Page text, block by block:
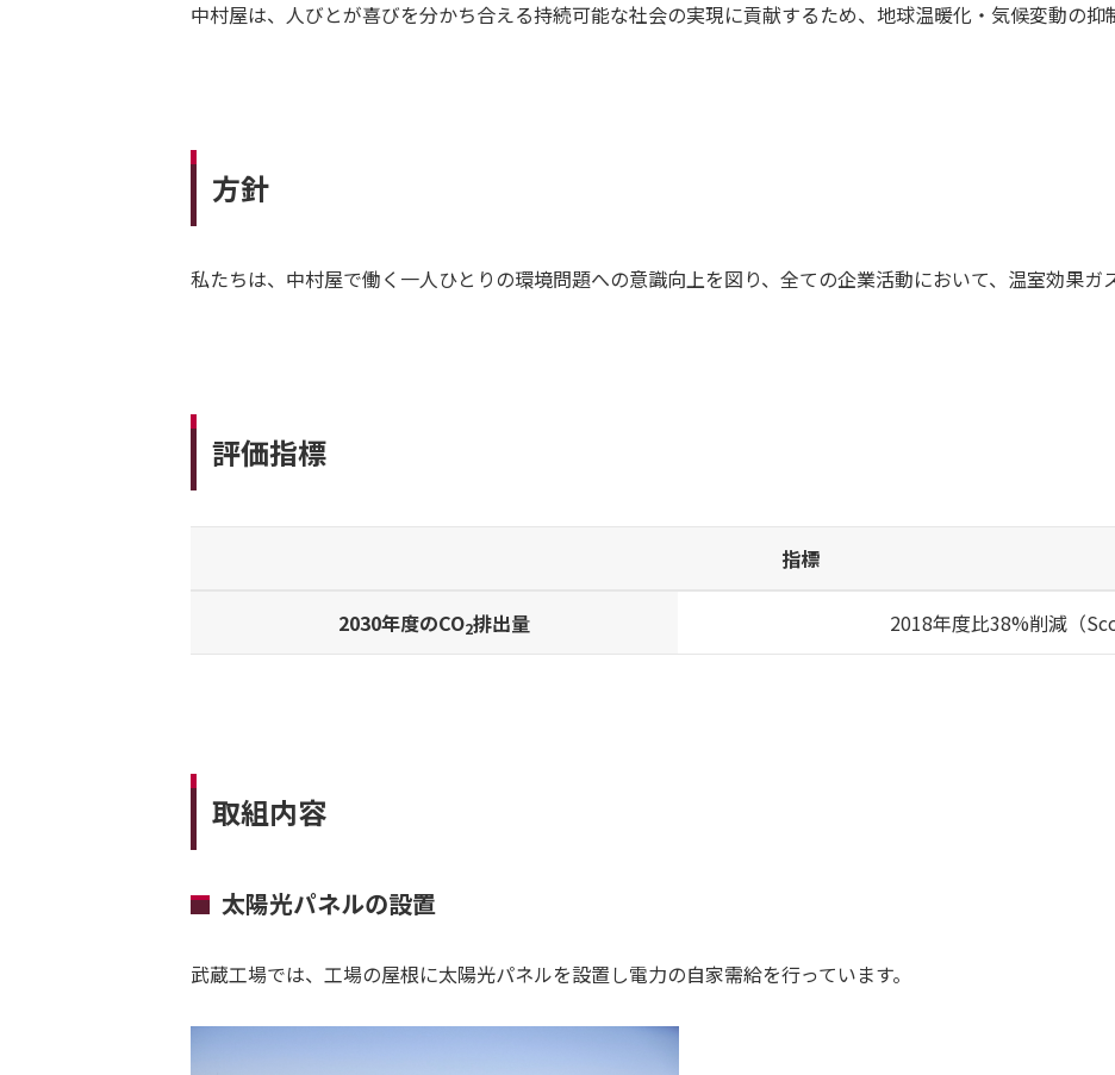
中村屋は、人びとが喜びを分かち合える持続可能な社会の実現に貢献するため、地球温暖化・気候変動の抑
方針
私たちは、中村屋で働く一人ひとりの環境問題への意識向上を図り、全ての企業活動において、温室効果ガ
評価指標
指標
2030年度のCO2排出量 2018年度比38%削減（
取組内容
太陽光パネルの設置
武蔵工場では、工場の屋根に太陽光パネルを設置し電力の自家需給を行っています。